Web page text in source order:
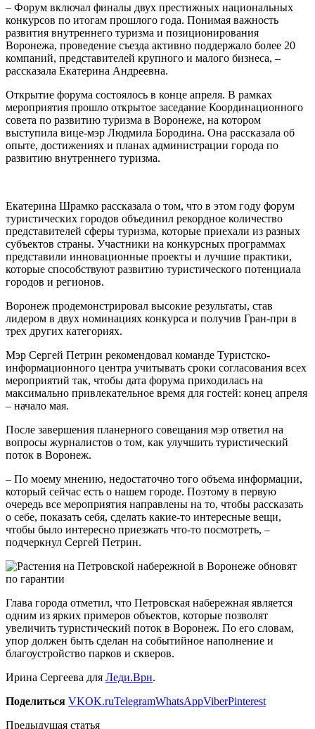
– Форум включал финалы двух престижных национальных
конкурсов по итогам прошлого года. Понимая важность
развития внутреннего туризма и позиционирования
Воронежа, проведение съезда активно поддержало более 20
компаний, представителей крупного и малого бизнеса, –
рассказала Екатерина Андреевна.
Открытие форума состоялось в конце апреля. В рамках
мероприятия прошло открытое заседание Координационного
совета по развитию туризма в Воронеже, на котором
выступила вице-мэр Людмила Бородина. Она рассказала об
опыте, достижениях и планах администрации города по
развитию внутреннего туризма.
Екатерина Шрамко рассказала о том, что в этом году форум
туристических городов объединил рекордное количество
представителей сферы туризма, которые приехали из разных
субъектов страны. Участники на конкурсных программах
представили инновационные проекты и лучшие практики,
которые способствуют развитию туристического потенциала
городов и регионов.
Воронеж продемонстрировал высокие результаты, став
лидером в двух номинациях конкурса и получив Гран-при в
трех других категориях.
Мэр Сергей Петрин рекомендовал команде Туристско-
информационного центра учитывать сроки согласования всех
мероприятий так, чтобы дата форума приходилась на
максимально привлекательное время для гостей: конец апреля
– начало мая.
После завершения планерного совещания мэр ответил на
вопросы журналистов о том, как улучшить туристический
поток в Воронеж.
– По моему мнению, недостаточно того объема информации,
который сейчас есть о нашем городе. Поэтому в первую
очередь все мероприятия направлены на то, чтобы рассказать
о себе, показать себя, сделать какие-то интересные вещи,
чтобы было интересно приезжать что-то посмотреть, –
подчеркнул Сергей Петрин.
Глава города отметил, что Петровская набережная является
одним из ярких примеров объектов, которые позволят
увеличить туристический поток в Воронеж. По его словам,
упор должен быть сделан на событийное наполнение и
благоустройство парков и скверов.
Ирина Сергеева для Леди.Врн.
Поделиться VKOK.ruTelegramWhatsAppViberPinterest
Предыдущая статья